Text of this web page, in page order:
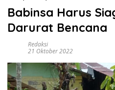
Babinsa Harus
Darurat Bencana
Redaksi
21 Oktober 2022